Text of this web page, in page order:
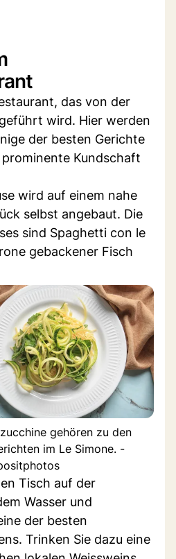
das von der
wird. Hier werden
der besten Gerichte
Kundschaft
wird auf einem nahe
selbst angebaut. Die
sind Spaghetti con le
gebackener Fisch
gehören zu den
im Le Simone. -
Tisch auf der
Wasser und
der besten
Trinken Sie dazu eine